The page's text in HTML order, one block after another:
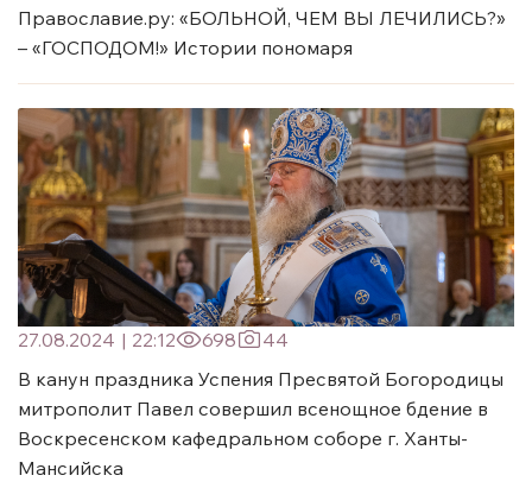
Православие.ру: «БОЛЬНОЙ, ЧЕМ ВЫ ЛЕЧИЛИСЬ?»
– «ГОСПОДОМ!» Истории пономаря
27.08.2024 | 22:12 698
44
В канун праздника Успения Пресвятой Богородицы
митрополит Павел совершил всенощное бдение в
Воскресенском кафедральном соборе г. Ханты-
Мансийска